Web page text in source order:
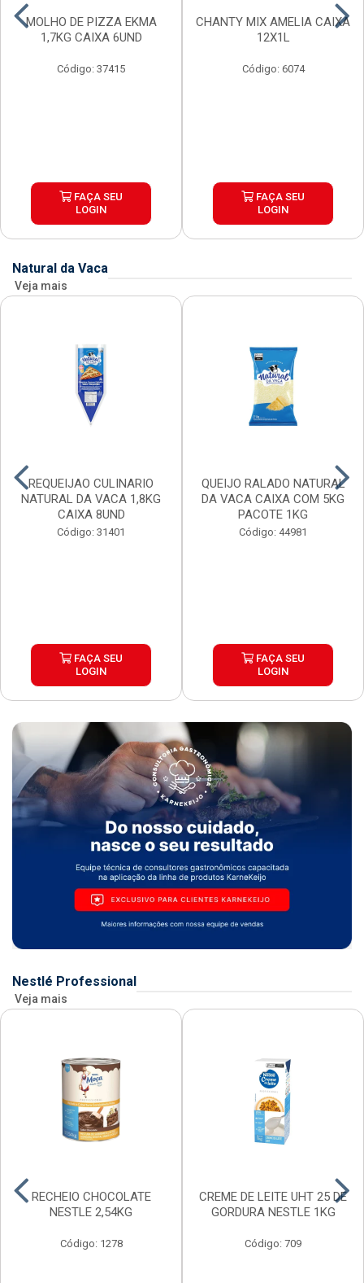
MOLHO DE PIZZA EKMA
1,7KG CAIXA 6UND
Código: 37415
FAÇA SEU
LOGIN
CHANTY MIX AMELIA CAIXA
12X1L
Código: 6074
FAÇA SEU
LOGIN
Natural da Vaca
Veja mais
REQUEIJAO CULINARIO
NATURAL DA VACA 1,8KG
CAIXA 8UND
Código: 31401
FAÇA SEU
LOGIN
QUEIJO RALADO NATURAL
DA VACA CAIXA COM 5KG
PACOTE 1KG
Código: 44981
FAÇA SEU
LOGIN
Nestlé Professional
Veja mais
RECHEIO CHOCOLATE
NESTLE 2,54KG
Código: 1278
CREME DE LEITE UHT 25 DE
GORDURA NESTLE 1KG
Código: 709